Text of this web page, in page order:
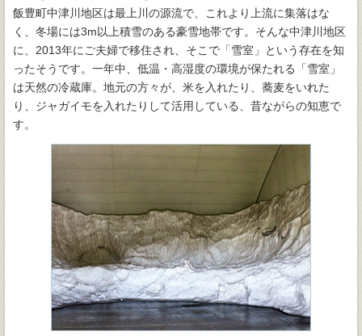
飯豊町中津川地区は最上川の源流で、これより上流に集落はな
く、冬場には3m以上積雪のある豪雪地帯です。そんな中津川地区
に、2013年にご夫婦で移住され、そこで「雪室」という存在を知
ったそうです。一年中、低温・高湿度の環境が保たれる「雪室」
は天然の冷蔵庫。地元の方々が、米を入れたり、蕎麦をいれた
り、ジャガイモを入れたりして活用している、昔ながらの知恵で
す。